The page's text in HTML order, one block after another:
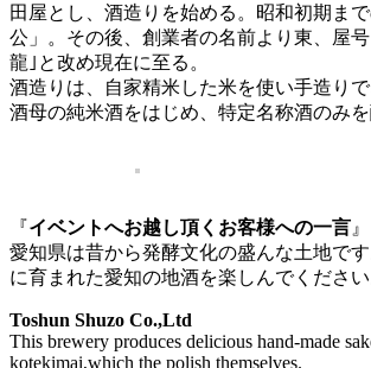
田屋とし、酒造りを始める。昭和初期ま
公」。その後、創業者の名前より東、屋
龍｣と改め現在に至る。
酒造りは、自家精米した米を使い手造り
酒母の純米酒をはじめ、特定名称酒のみを
『イベントへお越し頂くお客様への一言 』
愛知県は昔から発酵文化の盛んな土地で
に育まれた愛知の地酒を楽しんでください
Toshun Shuzo Co.,Ltd
This brewery produces delicious hand-made
kotekimai,which the polish themselves.